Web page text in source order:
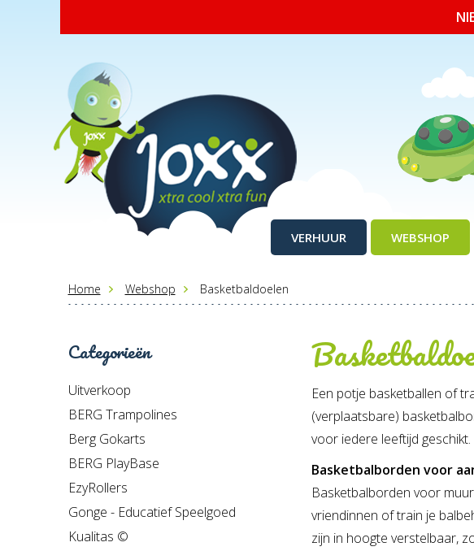
VERHUUR WEBSHOP
Home Webshop Basketbaldoelen
Categorieën
Uitverkoop
BERG Trampolines
Berg Gokarts
BERG PlayBase
EzyRollers
Gonge - Educatief Speelgoed
Kualitas ©
Een potje basketballen of
(verplaatsbare)
voor iedere leeftijd
Basketbalborden voor
Basketbalborden voor
vriendinnen of train je
zijn in hoogte verstelbaar,